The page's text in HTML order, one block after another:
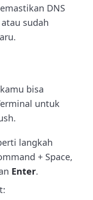
DNS
sudah
bisa
untuk
langkah
+ Space,
Enter.